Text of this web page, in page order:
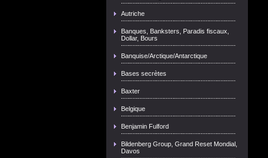
Autriche
Banques, Banksters, Paradis fiscaux,
Dollar, Bours
Banquise/Arctique/Antarctique
Bases secrètes
Baxter
Belgique
Benjamin Fulford
Bildenberg Group, Grand Reset Mondial,
Davos